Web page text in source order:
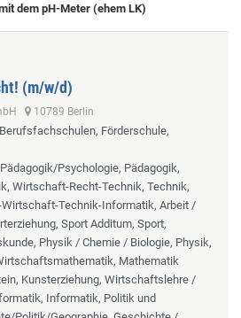
dem pH-Meter (ehem LK)
(m/w/d)
10789 Berlin
Förderschule,
Psychologie, Pädagogik,
Wirtschaft-Recht-Technik, Technik,
Wirtschaft-Technik-Informatik, Arbeit /
Sport Additum, Sport,
Physik / Chemie / Biologie, Physik,
Mathematik
Kunsterziehung, Wirtschaftslehre /
Informatik, Politik und